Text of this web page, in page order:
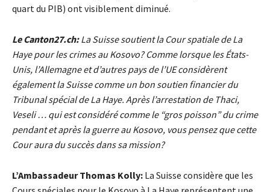
quart du PIB) ont visiblement diminué.
Le Canton27.ch: La Suisse soutient la Cour spatiale de La
Haye pour les crimes au Kosovo? Comme lorsque les États-
Unis, l’Allemagne et d’autres pays de l’UE considèrent
également la Suisse comme un bon soutien financier du
Tribunal spécial de La Haye. Après l’arrestation de Thaci,
Veseli … qui est considéré comme le “gros poisson” du crime
pendant et après la guerre au Kosovo, vous pensez que cette
Cour aura du succès dans sa mission?
L’Ambassadeur Thomas Kolly: La Suisse considère que les